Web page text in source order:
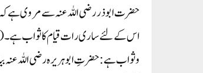
حضرت ابو ذر رضی اللہ عنہ سے مروی ہےکہ
وثواب ہے:حضرتِ ابو ہریرہ رضی اللہ عنہ